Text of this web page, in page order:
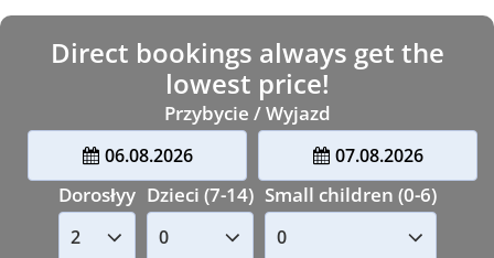
Direct bookings always get the
lowest price!
Przybycie / Wyjazd
06.08.2026 07.08.2026
Dorosłyy Dzieci (7-14) Small children (0-6)